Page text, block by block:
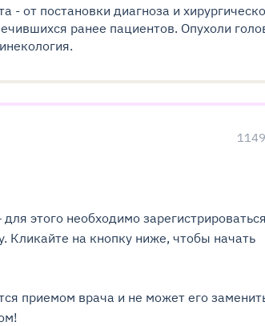
- от постановки диагноза и
ранее пациентов. Опухоли
1149
этого необходимо
Кликайте на кнопку ниже, чтобы начать
приемом врача и не может его